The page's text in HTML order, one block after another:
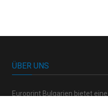
ÜBER UNS
Europrint Bulgarien bietet